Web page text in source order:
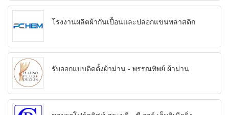
โรงงานผลิตผ้ากันเปื้อนและปลอกแขนพลาสติก
รับออกแบบติดตั้งผ้าม่าน - พรรณทิพย์ ผ้าม่าน